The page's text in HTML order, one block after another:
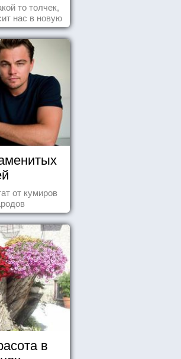
то толчек,
нас в новую
от кумиров
в